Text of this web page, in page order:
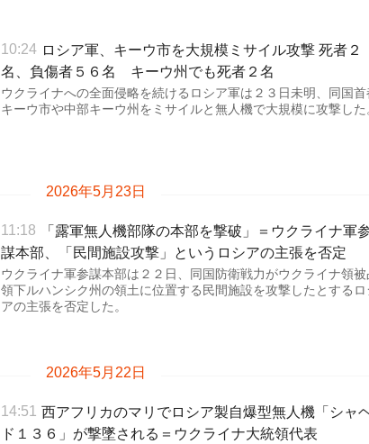
10:24 ロシア軍、キーウ市を大規模ミサイル攻撃 死者２
名、負傷者５６名 キーウ州でも死者２名
ウクライナへの全面侵略を続けるロシア軍は２３日未明、同国首
キーウ市や中部キーウ州をミサイルと無人機で大規模に攻撃した
2026年5月23日
11:18
「露軍無人機部隊の本部を撃破」＝ウクライナ軍
謀本部、「民間施設攻撃」というロシアの主張を否定
ウクライナ軍参謀本部は２２日、同国防衛戦力がウクライナ領被
領下ルハンシク州の領土に位置する民間施設を攻撃したとするロ
アの主張を否定した。
2026年5月22日
14:51 西アフリカのマリでロシア製自爆型無人機「シャ
ド１３６」が撃墜される＝ウクライナ大統領代表